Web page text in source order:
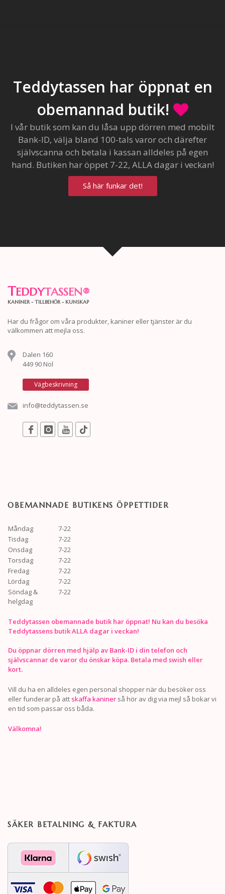
Teddytassen har öppnat en
obemannad butik!
I vår butik som kan du låsa upp dörren med mobilt
Bank-ID, välja bland 100-tals varor och därefter
självscanna och betala i kassan alldeles på egen
hand. Butiken har öppet 7-22, ALLA dagar i veckan!
Så här funkar det!
TEDDYTASSEN®
KANINER - TILLBEHÖR - KUNSKAP
Har du frågor om våra produkter, kaniner eller tjänster är du
välkommen att mejla oss.
Dalen 160
449 90 Nol
Vägbeskrivning
info@teddytassen.se
OBEMANNADE BUTIKENS ÖPPETTIDER
Måndag
7-22
Tisdag
7-22
Onsdag
7-22
Torsdag
7-22
Fredag
7-22
Lördag
7-22
Söndag &
helgdag
7-22
Teddytassen obemannade butik har öppnat! Nu kan du besöka
Teddytassens butik ALLA dagar i veckan!
Du öppnar dörren med hjälp av Bank-ID i din telefon och
självscannar de varor du önskar köpa. Betala med swish eller
kort.
Vill du ha en alldeles egen personal shopper när du besöker oss
eller funderar på att skaffa kaniner så hör av dig via mejl så bokar vi
en tid som passar oss båda.
Välkomna!
SÄKER BETALNING & FAKTURA